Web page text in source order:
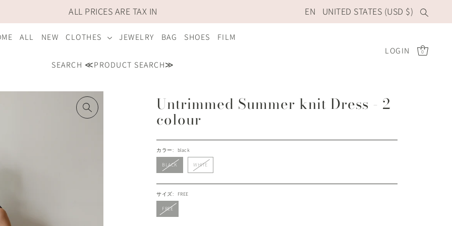
ALL PRICES ARE TAX IN EN UNITED STATES (USD $)
ALL NEW CLOTHES JEWELRY BAG SHOES FILM
SEARCH ≪PRODUCT SEARCH≫
LOGIN 0
Untrimmed Summer knit Dress - 2
colour
カラー: black
BLACK WHITE
サイズ: FREE
FREE